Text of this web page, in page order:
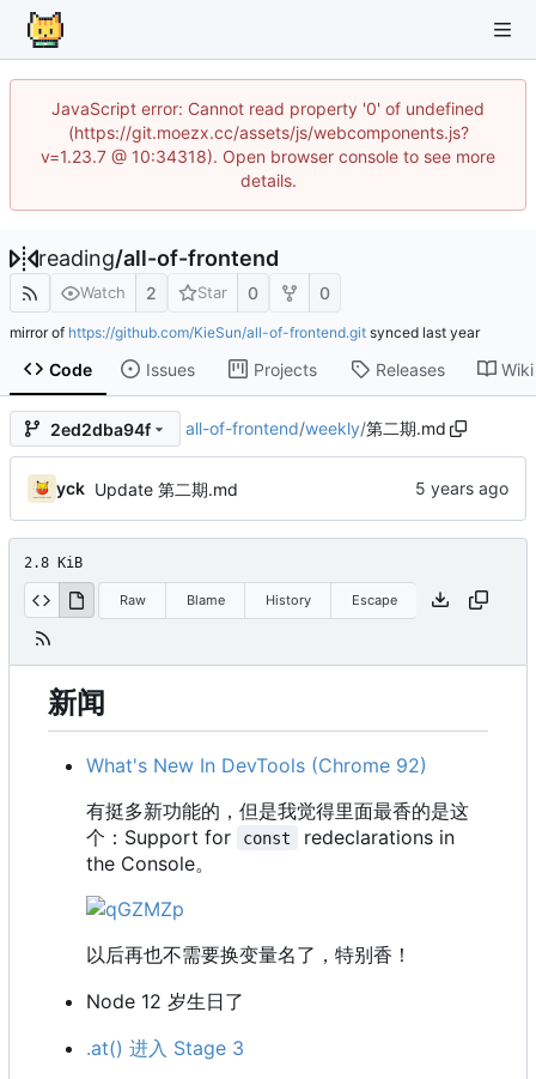
JavaScript error: Cannot read property '0' of undefined
(https://git.moezx.cc/assets/js/webcomponents.js?
v=1.23.7 @ 10:34318). Open browser console to see more
details.
reading/all-of-frontend
Watch 2 Star 0 0
mirror of https://github.com/KieSun/all-of-frontend.git synced
Code Issues Projects Releases Wiki
2ed2dba94f all-of-frontend/weekly/第二期.md
yck Update 第二期.md
2.8 KiB
Raw Blame History Escape
新闻
What's New In DevTools (Chrome 92)
有挺多新功能的 ， 但是我觉得里面最香的是这
个 ： Support for const
redeclarations in
the Console。
以后再也不需要换变量名了，特别香！
Node 12 岁生日了
.at() 进入 Stage 3